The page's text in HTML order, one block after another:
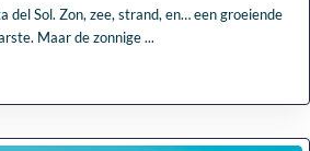
del Sol. Zon, zee, strand, en… een groeiende
Maar de zonnige...